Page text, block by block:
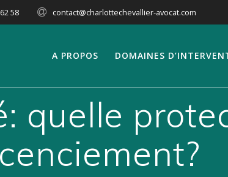
58 contact@charlottechevallier-avocat.com
A PROPOS DOMAINES
quelle